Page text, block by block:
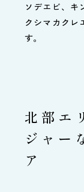
ソデエビ、キ
クシマカクレ
す。
北部エ
ジャー
ア